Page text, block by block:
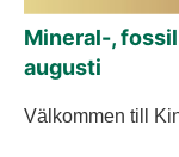
Mineral-,
augusti
Välkommen till